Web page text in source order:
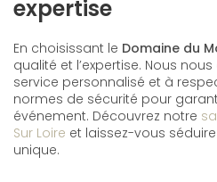
expertise
En choisissant le Domaine du
qualité et l’expertise. Nous
service personnalisé et à
normes de sécurité pour
événement. Découvrez notre
Sur Loire et laissez-vous
unique.